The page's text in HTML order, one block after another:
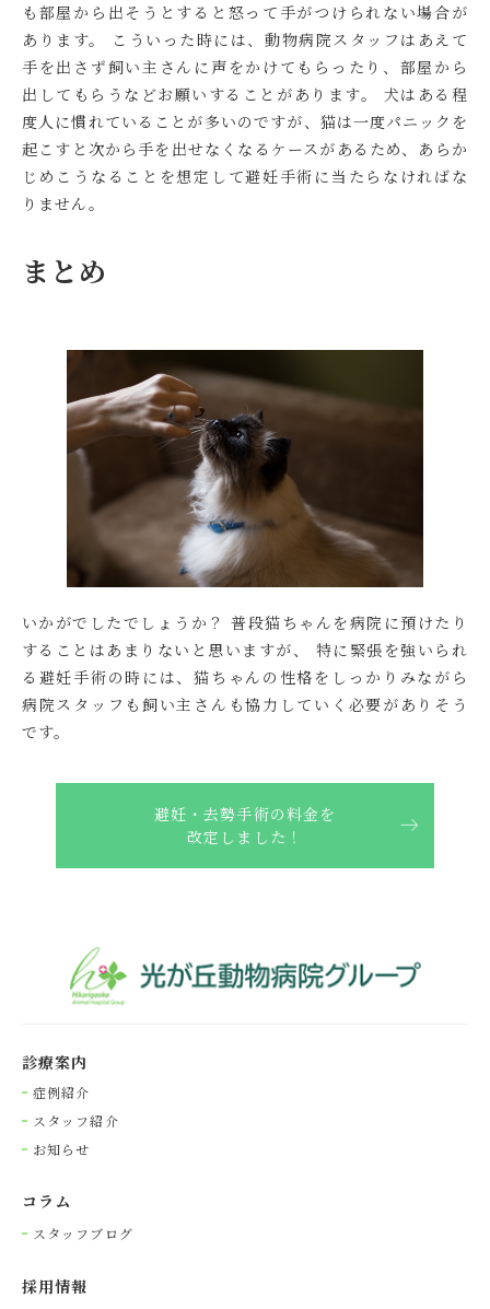
も部屋から出そうとすると怒って手がつけられない場合が
あります。 こういった時には、動物病院スタッフはあえて
手を出さず飼い主さんに声をかけてもらったり、部屋から
出してもらうなどお願いすることがあります。 犬はある程
度人に慣れていることが多いのですが、猫は一度パニックを
起こすと次から手を出せなくなるケースがあるため、あらか
じめこうなることを想定して避妊手術に当たらなければな
りません。
まとめ
いかがでしたでしょうか？ 普段猫ちゃんを病院に預けたり
することはあまりないと思いますが、 特に緊張を強いられ
る避妊手術の時には、猫ちゃんの性格をしっかりみながら
病院スタッフも飼い主さんも協力していく必要がありそう
です。
避妊・去勢手術の料金を
改定しました！
診療案内
症例紹介
スタッフ紹介
お知らせ
コラム
スタッフブログ
採⽤情報